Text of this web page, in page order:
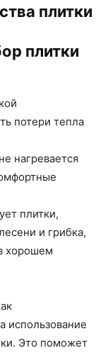
плитки
плитки
потери тепла
нагревается
плитки,
и грибка,
хорошем
использование
Это поможет